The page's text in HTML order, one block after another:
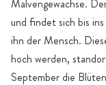
Malvengewächse.
und findet sich bis
ihn der Mensch.
hoch werden,
September die